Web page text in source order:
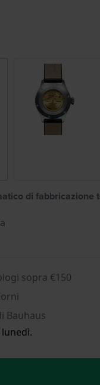
di fabbricazione
sopra €150
Bauhaus